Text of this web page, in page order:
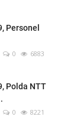
Personel
0 6883
Polda NTT
0 8221